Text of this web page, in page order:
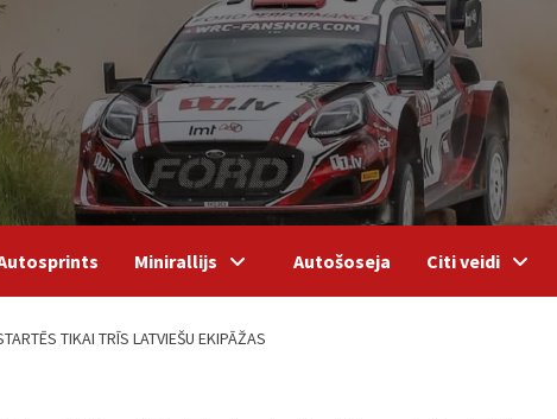
Minirallijs Autošoseja Citi veidi
TIKAI TRĪS LATVIEŠU EKIPĀŽAS